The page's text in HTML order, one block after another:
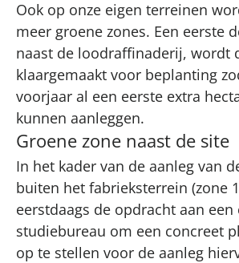
Ook op onze eigen terreinen
meer groene zones. Een eerste
naast de loodraffinaderij, wordt
klaargemaakt voor beplanting
voorjaar al een eerste extra
kunnen aanleggen.
Groene zone naast de site
In het kader van de aanleg van
buiten het fabrieksterrein (zone
eerstdaags de opdracht aan een
studiebureau om een concreet
op te stellen voor de aanleg